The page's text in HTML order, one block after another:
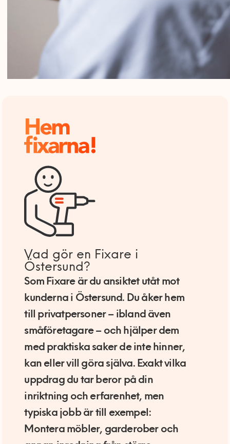
Vad gör en Fixare i
Östersund?
Som Fixare är du ansiktet utåt mot
kunderna i Östersund. Du åker hem
till privatpersoner – ibland även
småföretagare – och hjälper dem
med praktiska saker de inte hinner,
kan eller vill göra själva. Exakt vilka
uppdrag du tar beror på din
inriktning och erfarenhet, men
typiska jobb är till exempel:
Montera möbler, garderober och